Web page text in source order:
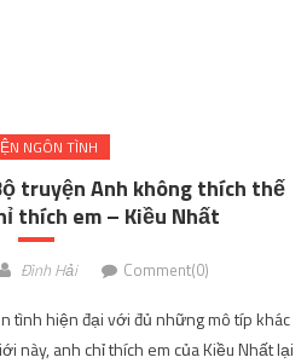
NGÔN TÌNH
truyện Anh không thích thế
thích em – Kiều Nhất
Đình Hải Comment(0)
tình hiện đại với đủ những mô típ khác
này, anh chỉ thích em của Kiều Nhất lại